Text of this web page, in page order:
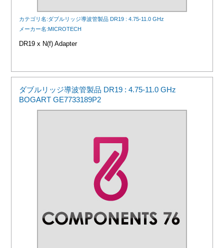
カテゴリ名:ダブルリッジ導波管製品 DR19 : 4.75-11.0 GHz
メーカー名:MICROTECH
DR19 x N(f) Adapter
ダブルリッジ導波管製品 DR19 : 4.75-11.0 GHz
BOGART GE7733189P2